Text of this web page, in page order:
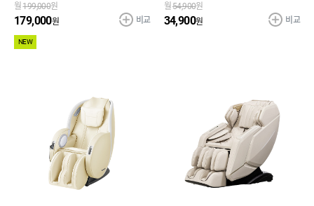
월199,000원
179,000원
NEW
비교
월54,900원
34,900원 비교